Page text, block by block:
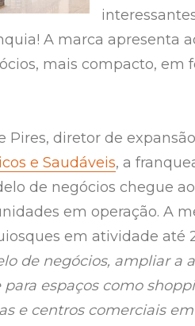
A marca apresenta
mais compacto, em
Pires, diretor de
e Saudáveis, a
de negócios chegue
em operação. A
em atividade até
de negócios, ampliar a
para espaços como
e centros comerciais em